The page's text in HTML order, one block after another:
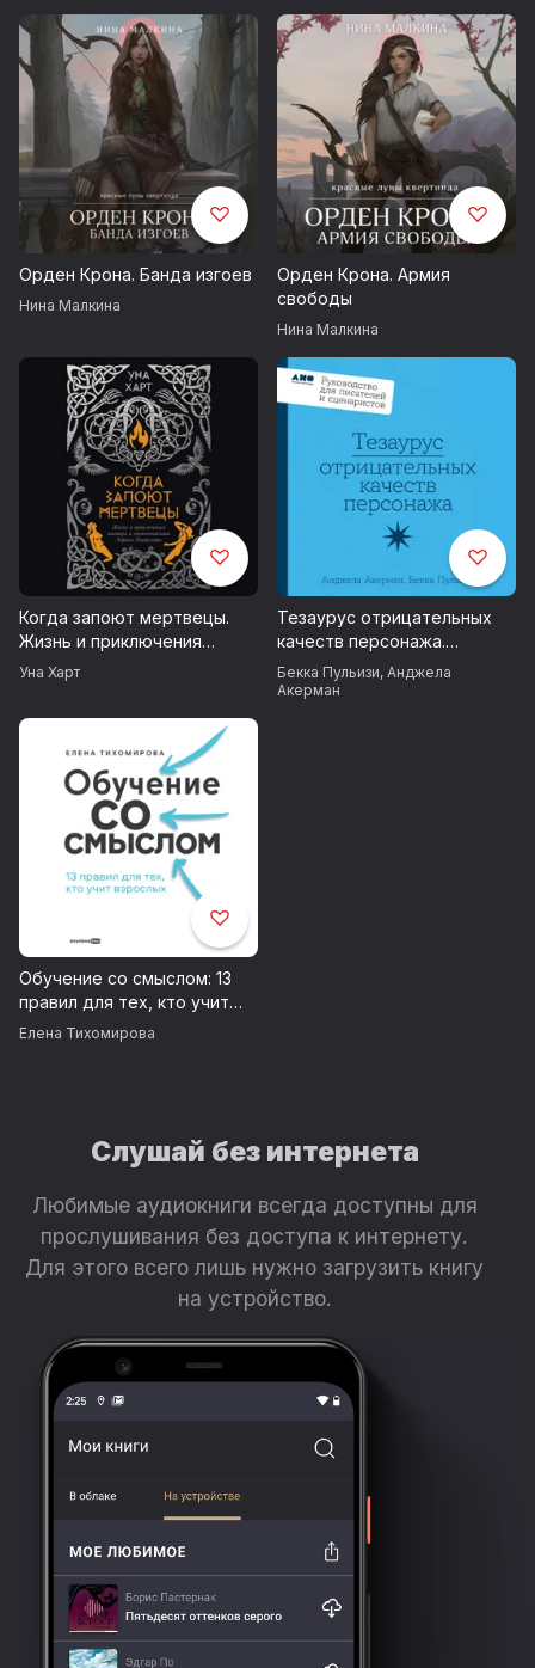
бескомпромиссных богинь
Орден Крона. Банда изгоев
Нина Малкина
Орден Крона. Армия
свободы
Нина Малкина
Когда запоют мертвецы.
Жизнь и приключения
пастора и чернокнижника
Уна Харт
Тезаурус отрицательных
качеств персонажа.
Руководство для
писателей и сценаристов
Бекка Пульизи, Анджела
Акерман
Обучение со смыслом: 13
правил для тех, кто учит
взрослых
Елена Тихомирова
Слушай без интернета
Любимые аудиокниги всегда доступны для
прослушивания без доступа к интернету.
Для этого всего лишь нужно загрузить книгу
на устройство.